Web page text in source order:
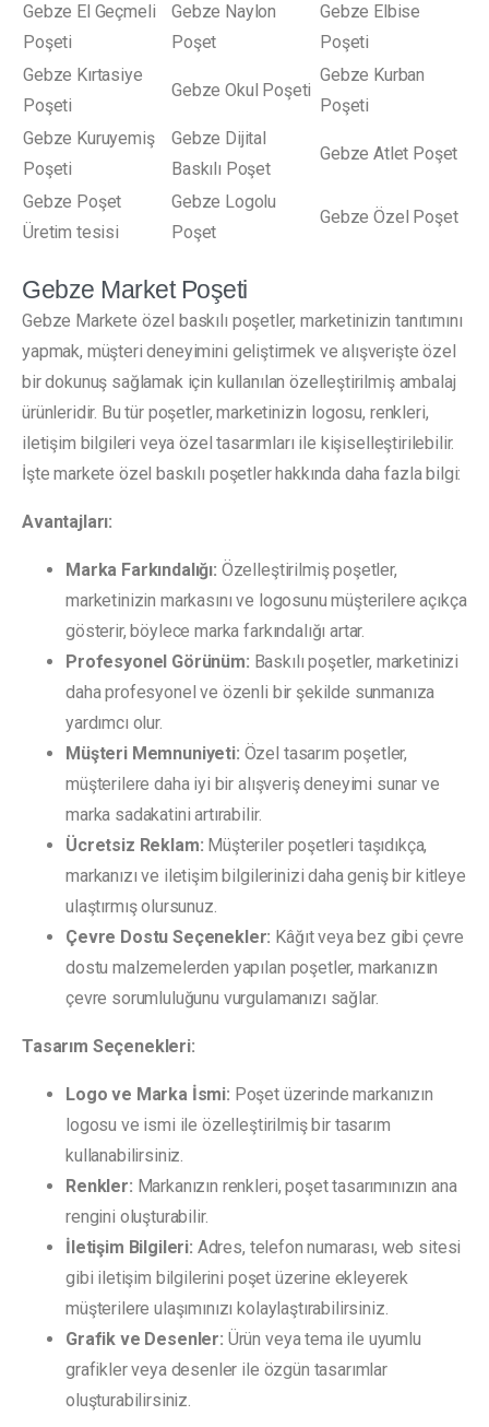
Gebze El Geçmeli
Poşeti
Gebze Naylon
Poşet
Gebze Elbise
Poşeti
Gebze Kırtasiye
Poşeti
Gebze Okul Poşeti
Gebze Kurban
Poşeti
Gebze Kuruyemiş
Poşeti
Gebze Dijital
Baskılı Poşet
Gebze Atlet Poşet
Gebze Poşet
Üretim tesisi
Gebze Logolu
Poşet
Gebze Özel Poşet
Gebze Market Poşeti
Gebze Markete özel baskılı poşetler, marketinizin tanıtımını
yapmak, müşteri deneyimini geliştirmek ve alışverişte özel
bir dokunuş sağlamak için kullanılan özelleştirilmiş ambalaj
ürünleridir. Bu tür poşetler, marketinizin logosu, renkleri,
iletişim bilgileri veya özel tasarımları ile kişiselleştirilebilir.
İşte markete özel baskılı poşetler hakkında daha fazla bilgi:
Avantajları:
Marka Farkındalığı: Özelleştirilmiş poşetler,
marketinizin markasını ve logosunu müşterilere açıkça
gösterir, böylece marka farkındalığı artar.
Profesyonel Görünüm: Baskılı poşetler, marketinizi
daha profesyonel ve özenli bir şekilde sunmanıza
yardımcı olur.
Müşteri Memnuniyeti: Özel tasarım poşetler,
müşterilere daha iyi bir alışveriş deneyimi sunar ve
marka sadakatini artırabilir.
Ücretsiz Reklam: Müşteriler poşetleri taşıdıkça,
markanızı ve iletişim bilgilerinizi daha geniş bir kitleye
ulaştırmış olursunuz.
Çevre Dostu Seçenekler: Kâğıt veya bez gibi çevre
dostu malzemelerden yapılan poşetler, markanızın
çevre sorumluluğunu vurgulamanızı sağlar.
Tasarım Seçenekleri:
Logo ve Marka İsmi: Poşet üzerinde markanızın
logosu ve ismi ile özelleştirilmiş bir tasarım
kullanabilirsiniz.
Renkler: Markanızın renkleri, poşet tasarımınızın ana
rengini oluşturabilir.
İletişim Bilgileri: Adres, telefon numarası, web sitesi
gibi iletişim bilgilerini poşet üzerine ekleyerek
müşterilere ulaşımınızı kolaylaştırabilirsiniz.
Grafik ve Desenler: Ürün veya tema ile uyumlu
grafikler veya desenler ile özgün tasarımlar
oluşturabilirsiniz.